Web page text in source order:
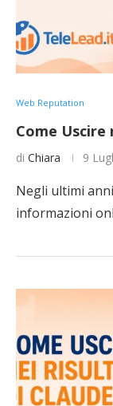
Web Reputation
Come
di Chiara 9
Negli ultimi
informazioni